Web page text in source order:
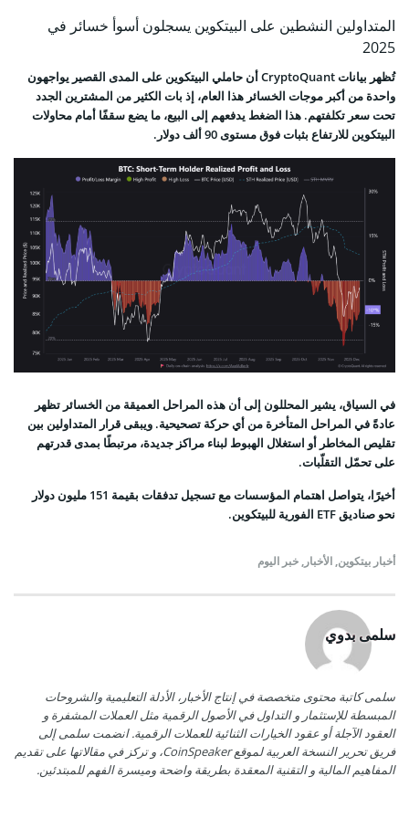
المتداولين النشطين على البيتكوين يسجلون أسوأ خسائر في
2025
تُظهر بيانات CryptoQuant أن حاملي البيتكوين على المدى القصير يواجهون
واحدة من أكبر موجات الخسائر هذا العام، إذ بات الكثير من المشترين الجدد
تحت سعر تكلفتهم. هذا الضغط يدفعهم إلى البيع، ما يضع سقفًا أمام محاولات
البيتكوين للارتفاع بثبات فوق مستوى 90 ألف دولار.
في السياق، يشير المحللون إلى أن هذه المراحل العميقة من الخسائر تظهر
عادةً في المراحل المتأخرة من أي حركة تصحيحية. ويبقى قرار المتداولين بين
تقليص المخاطر أو استغلال الهبوط لبناء مراكز جديدة، مرتبطًا بمدى قدرتهم
على تحمّل التقلّبات.
أخيرًا، يتواصل اهتمام المؤسسات مع تسجيل تدفقات بقيمة 151 مليون دولار
نحو صناديق ETF الفورية للبيتكوين.
أخبار بيتكوين, الأخبار, خبر اليوم
سلمى بدوي
سلمى كاتبة محتوى متخصصة في إنتاج الأخبار، الأدلة التعليمية والشروحات
المبسطة للإستثمار و التداول في الأصول الرقمية مثل العملات المشفرة و
العقود الآجلة أو عقود الخيارات الثنائية للعملات الرقمية. انضمت سلمى إلى
فريق تحرير النسخة العربية لموقع CoinSpeaker، و تركز في مقالاتها على تقديم
المفاهيم المالية و التقنية المعقدة بطريقة واضحة وميسرة الفهم للمبتدئين.